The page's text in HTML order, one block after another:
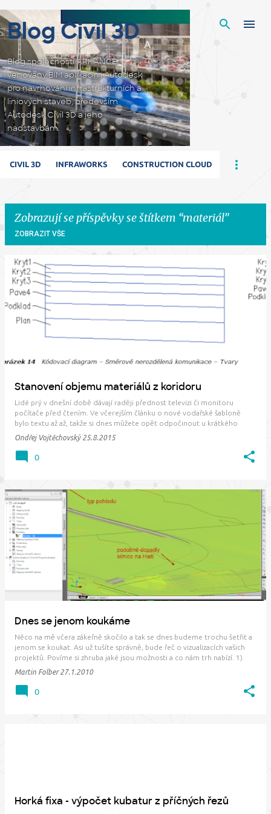
Blog Civil 3D
Blog společnosti ARKANCE
věnovaný BIM aplikacím Autodesk
pro navrhování infrastrukturních a
liniových staveb, především
Autodesk Civil 3D a jeho
nadstavbám.
CIVIL 3D INFRAWORKS CONSTRUCTION CLOUD
Zobrazují se příspěvky se štítkem materiál
ZOBRAZIT VŠE
ě
Stanovení objemu materiálů z koridoru
Lidé prý v dnešní době dávají raději přednost televizi či monitoru
počítače před čtením. Ve včerejším článku o nové vodařské šabloně
bylo textu až až, takže si dnes můžete opět odpočinout u krátkého
videa. V něm si ukážeme, jak lze vlastně zadefinovat výpočet objemu
materiálů z koridoru. Konkrétně…
Ondřej Vojtěchovský 25.8.2015
0
Dnes se jenom koukáme
Něco na mě včera zákeřně skočilo a tak se dnes budeme trochu šetřit a
jenom se koukat. Asi už tušíte správně, bude řeč o vizualizacích vašich
projektů. Povíme si zhruba jaké jsou možnosti a co nám trh nabízí. 1)
Máme jenom AutoCAD Civil 3D. Ukážu vám jak to obvykle dopadá...
Martin Folber 27.1.2010
0
Horká fixa - výpočet kubatur z příčných řezů